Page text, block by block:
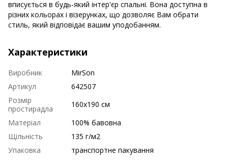
вписується в будь-який інтер'єр спальні. Вона доступна в
різних кольорах і візерунках, що дозволяє Вам обрати
стиль, який відповідає вашим уподобанням.
Характеристики
Виробник
MirSon
Артикул
642507
Розмір
простирадла
160х190 см
Матеріал
100% бавовна
Щільність
135 г/м2
Упаковка
транспортне пакування